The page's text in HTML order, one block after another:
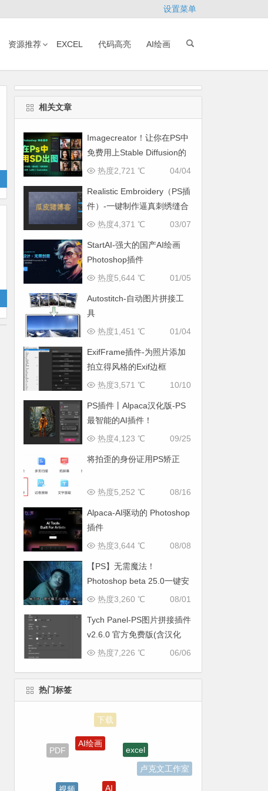
设置菜单
资源推荐 EXCEL 代码高亮 AI绘画
相关文章
Imagecreator！让你在PS中
免费用上Stable Diffusion的
神级插件
04/04
热度2,721 ℃
Realistic Embroidery（PS插
件）-一键制作逼真刺绣缝合
效果
03/07
热度4,371 ℃
StartAI-强大的国产AI绘画
Photoshop插件
01/05
热度5,644 ℃
Autostitch-自动图片拼接工
具
01/04
热度1,451 ℃
ExifFrame插件-为照片添加
拍立得风格的Exif边框
10/10
热度3,571 ℃
PS插件丨Alpaca汉化版-PS
最智能的AI插件！
09/25
热度4,123 ℃
将拍歪的身份证用PS矫正
08/16
热度5,252 ℃
Alpaca-AI驱动的 Photoshop
插件
08/08
热度3,644 ℃
【PS】无需魔法！
Photoshop beta 25.0一键安
装， 中文提示词+神经网络
08/01
热度3,260 ℃
Tych Panel-PS图片拼接插件
v2.6.0 官方免费版(含汉化
版)
06/06
热度7,226 ℃
热门标签
PDF
AI绘画
excel
卢克文工作室
视频